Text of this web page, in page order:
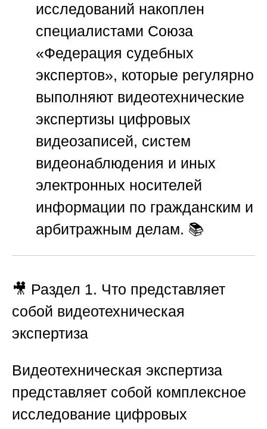
исследований накоплен
специалистами Союза
«Федерация судебных
экспертов», которые регулярно
выполняют видеотехнические
экспертизы цифровых
видеозаписей, систем
видеонаблюдения и иных
электронных носителей
информации по гражданским и
арбитражным делам. 📚
🎥 Раздел 1. Что представляет
собой видеотехническая
экспертиза
Видеотехническая экспертиза
представляет собой комплексное
исследование цифровых